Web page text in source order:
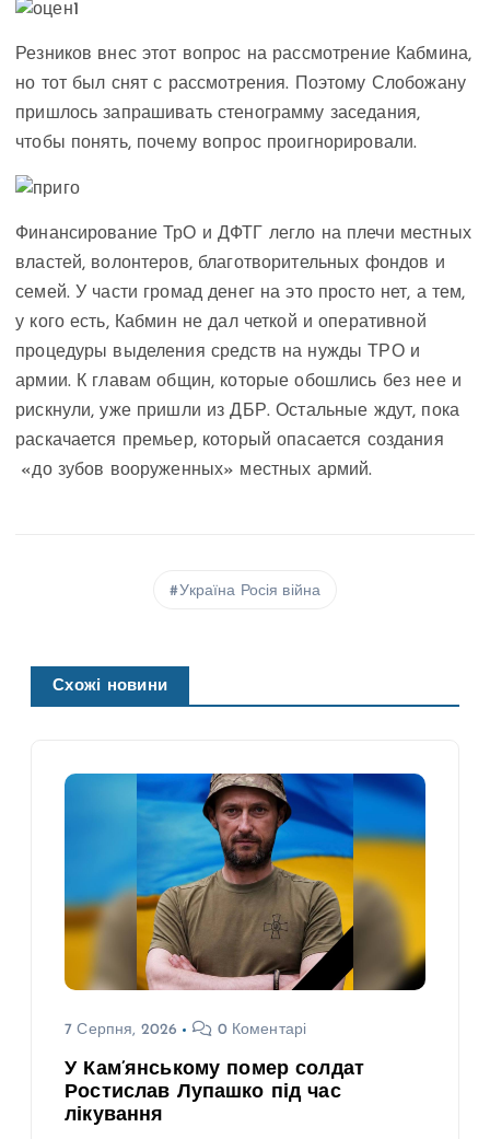
Резников внес этот вопрос на рассмотрение Кабмина,
но тот был снят с рассмотрения. Поэтому Слобожану
пришлось запрашивать стенограмму заседания,
чтобы понять, почему вопрос проигнорировали.
Финансирование ТрО и ДФТГ легло на плечи местных
властей, волонтеров, благотворительных фондов и
семей. У части громад денег на это просто нет, а тем,
у кого есть, Кабмин не дал четкой и оперативной
процедуры выделения средств на нужды ТРО и
армии. К главам общин, которые обошлись без нее и
рискнули, уже пришли из ДБР. Остальные ждут, пока
раскачается премьер, который опасается создания
«до зубов вооруженных» местных армий.
Україна Росія війна
Схожі новини
7 Серпня, 2026 0 Коментарі
У Кам’янському помер солдат
Ростислав Лупашко під час
лікування